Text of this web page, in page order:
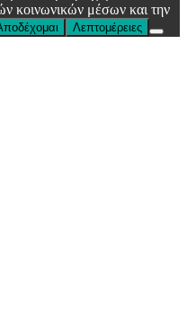
κοινωνικών μέσων και την
Λεπτομέρειες